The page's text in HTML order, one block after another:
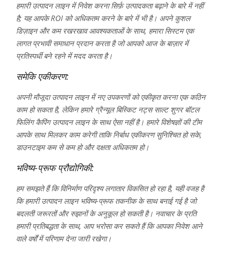
हमारी उत्पादन लाइन में निवेश करना सिर्फ़ उत्पादकता बढ़ाने के बारे में नहीं
है; यह आपके ROI को अधिकतम करने के बारे में भी है। अपने कुशल
डिज़ाइन और कम रखरखाव आवश्यकताओं के साथ, हमारा सिस्टम एक
लागत प्रभावी समाधान प्रदान करता है जो आपको आज के बाज़ार में
प्रतिस्पर्धी बने रहने में मदद करता है।
समेकि एकीकरण:
अपनी मौजूदा उत्पादन लाइन में नए उपकरणों को एकीकृत करना एक कठिन
काम हो सकता है, लेकिन हमारे ग्रैन्यूल बिस्किट नट्स साल्ट शुगर बॉटल
फिलिंग कैपिंग उत्पादन लाइन के साथ ऐसा नहीं है। हमारे विशेषज्ञों की टीम
आपके साथ मिलकर काम करेगी ताकि निर्बाध एकीकरण सुनिश्चित हो सके,
डाउनटाइम कम से कम हो और दक्षता अधिकतम हो।
भविष्य-प्रूफ प्रौद्योगिकी:
हम समझते हैं कि विनिर्माण परिदृश्य लगातार विकसित हो रहा है, यही वजह है
कि हमारी उत्पादन लाइन भविष्य-प्रूफ तकनीक के साथ बनाई गई है जो
बदलती जरूरतों और रुझानों के अनुकूल हो सकती है। नवाचार के प्रति
हमारी प्रतिबद्धता के साथ, आप भरोसा कर सकते हैं कि आपका निवेश आने
वाले वर्षों में परिणाम देना जारी रखेगा।